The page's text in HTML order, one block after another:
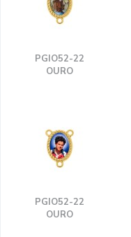
PGIO52-22
OURO
PGIO52-22
OURO